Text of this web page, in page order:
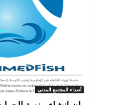
أصداء المجتمع المدني